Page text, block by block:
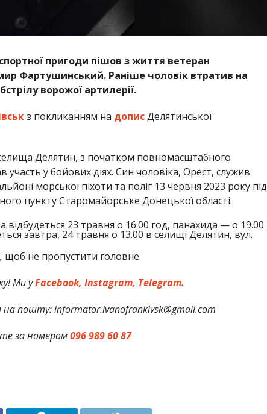
пригоди пішов з життя ветеран
Фартушинський. Раніше чоловік втратив на
ворожої артилерії.
з покликанням на дописДелятинської
Делятин, з початком повномасштабного
участь у бойових діях. Син чоловіка, Орест, служив
морської піхоти та поліг 13 червня 2023 року під
пункту Старомайорське Донецької області.
відбудеться 23 травня о 16.00 год, панахида — о 19.00
завтра, 24 травня о 13.00 в селищі Делятин, вул.
щоб не пропустити головне.
Ми уFacebook, Instagram, Telegram.
пошту: informator.ivanofrankivsk@gmail.com
за номером096 989 60 87